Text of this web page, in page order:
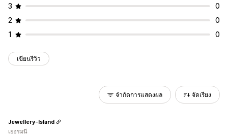
3
0
2
0
1
0
เขียนรีวิว
จำกัดการแสดงผล จัดเรียง
Jewellery-Island
เยอรมนี